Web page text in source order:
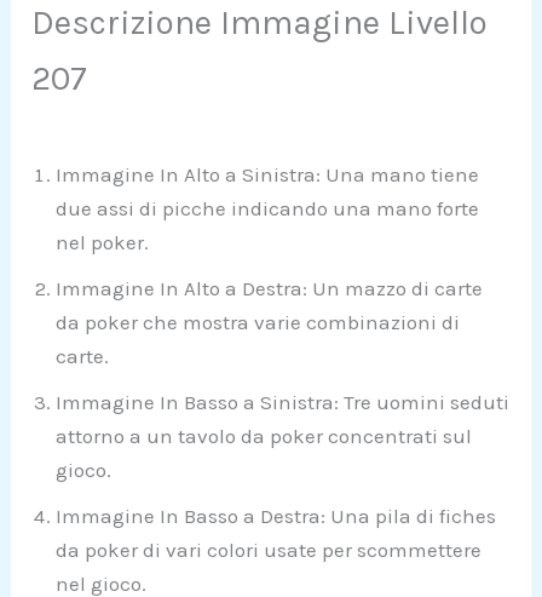
Descrizione Immagine Livello
207
Immagine In Alto a Sinistra: Una mano tiene
due assi di picche indicando una mano forte
nel poker.
Immagine In Alto a Destra: Un mazzo di carte
da poker che mostra varie combinazioni di
carte.
Immagine In Basso a Sinistra: Tre uomini seduti
attorno a un tavolo da poker concentrati sul
gioco.
Immagine In Basso a Destra: Una pila di fiches
da poker di vari colori usate per scommettere
nel gioco.